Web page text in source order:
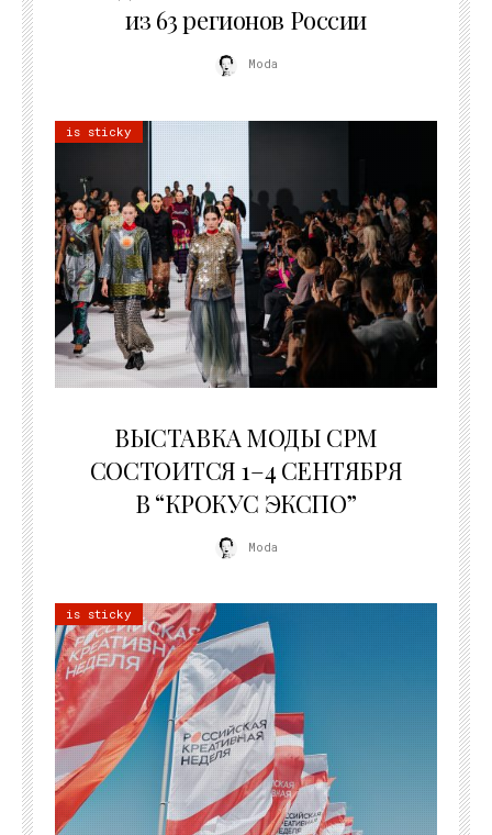
из 63 регионов России
Moda
is sticky
ВЫСТАВКА МОДЫ CPM
СОСТОИТСЯ 1–4 СЕНТЯБРЯ
В “КРОКУС ЭКСПО”
Moda
is sticky